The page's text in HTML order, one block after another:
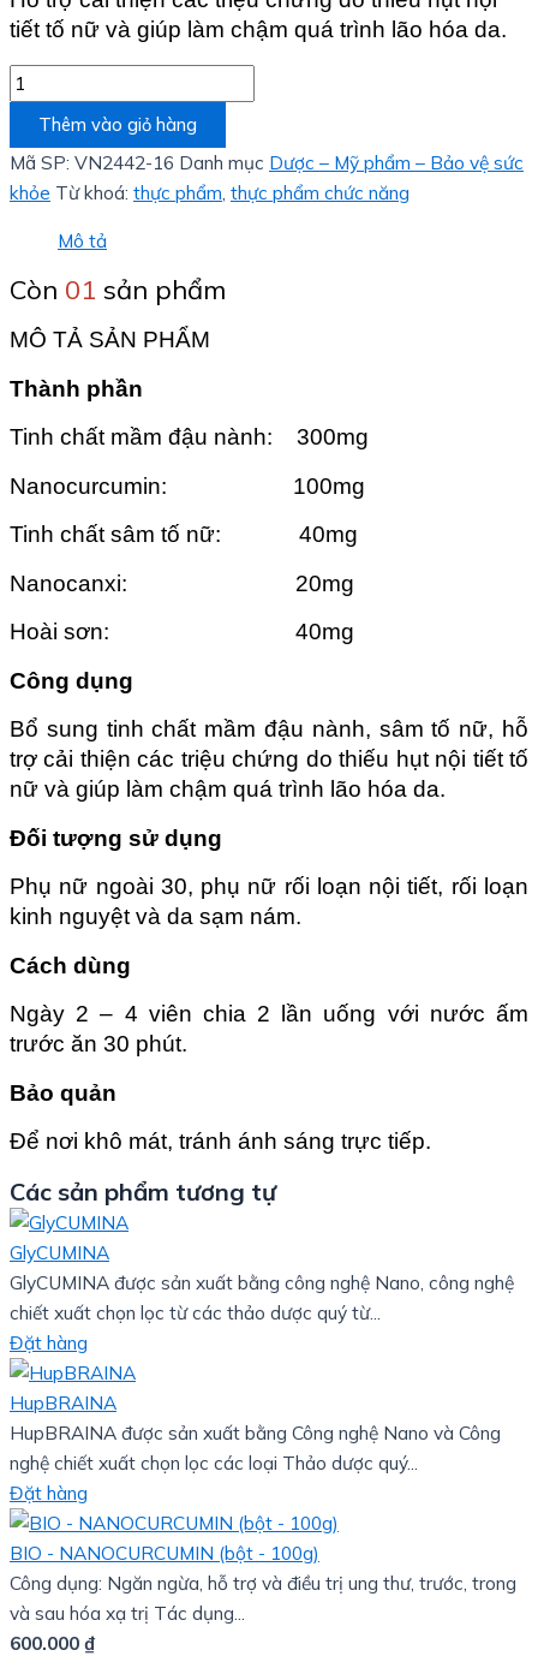
tiết tố nữ và giúp làm chậm quá trình lão hóa da.
Thêm vào giỏ hàng
Mã SP: VN2442-16 Danh mục Dược – Mỹ phẩm – Bảo vệ sức
khỏe Từ khoá: thực phẩm thực phẩm chức năng
Mô tả
Còn 01 sản phẩm
MÔ TẢ SẢN PHẨM
Thành phần
Tinh chất mầm đậu nành: 300mg
Nanocurcumin: 100mg
Tinh chất sâm tố nữ: 40mg
Nanocanxi: 20mg
Hoài sơn: 40mg
Công dụng
Bổ sung tinh chất mầm đậu nành, sâm tố nữ, hỗ
trợ cải thiện các triệu chứng do thiếu hụt nội tiết tố
nữ và giúp làm chậm quá trình lão hóa da.
Đối tượng sử dụng
Phụ nữ ngoài 30, phụ nữ rối loạn nội tiết, rối loạn
kinh nguyệt và da sạm nám.
Cách dùng
Ngày 2 – 4 viên chia 2 lần uống với nước ấm
trước ăn 30 phút.
Bảo quản
Để nơi khô mát, tránh ánh sáng trực tiếp.
Các sản phẩm tương tự
GlyCUMINA
GlyCUMINA được sản xuất bằng công nghệ Nano, công nghệ
chiết xuất chọn lọc từ các thảo dược quý từ...
Đặt hàng
HupBRAINA
HupBRAINA được sản xuất bằng Công nghệ Nano và Công
nghệ chiết xuất chọn lọc các loại Thảo dược quý...
Đặt hàng
BIO - NANOCURCUMIN (bột - 100g)
Công dụng: Ngăn ngừa, hỗ trợ và điều trị ung thư, trước, trong
và sau hóa xạ trị Tác dụng...
600.000 ₫